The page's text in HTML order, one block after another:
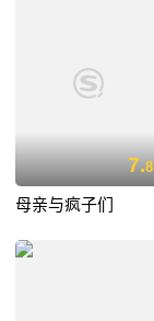
7.8
母亲与疯子们